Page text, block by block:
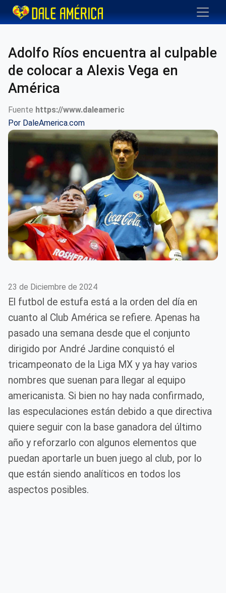
Adolfo Ríos encuentra al culpable
de colocar a Alexis Vega en
América
Fuente https://www.daleameric
Por DaleAmerica.com
23 de Diciembre de 2024
El futbol de estufa está a la orden del día en
cuanto al Club América se refiere. Apenas ha
pasado una semana desde que el conjunto
dirigido por André Jardine conquistó el
tricampeonato de la Liga MX y ya hay varios
nombres que suenan para llegar al equipo
americanista. Si bien no hay nada confirmado,
las especulaciones están debido a que directiva
quiere seguir con la base ganadora del último
año y reforzarlo con algunos elementos que
puedan aportarle un buen juego al club, por lo
que están siendo analíticos en todos los
aspectos posibles.